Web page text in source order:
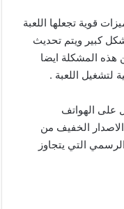
قوية تجعلها اللعبة
كبير ويتم تحديث
هذه المشكلة ايضا
لتشغيل اللعبة .
على الهواتف
الخفيف من
التي يتجاوز